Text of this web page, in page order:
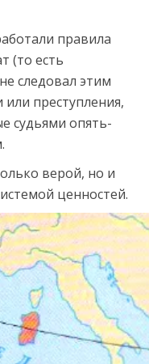
правила
(то есть
следовал этим
преступления,
судьями опять-
верой, но и
ценностей.